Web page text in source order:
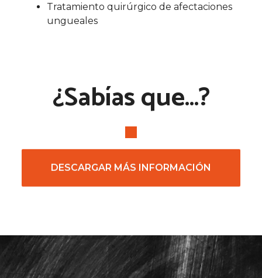
Tratamiento quirúrgico de afectaciones
ungueales
¿Sabías que...?
DESCARGAR MÁS INFORMACIÓN